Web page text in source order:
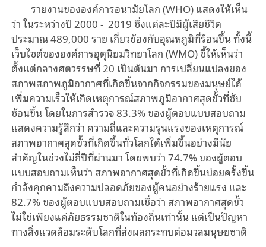
รายงานขององค์การอนามัยโลก (WHO) แสดงให้เห็น
ว่า ในระหว่างปี 2000 - 2019 ซึ่งแต่ละปีมีผู้เสียชีวิต
ประมาณ 489,000 ราย เกี่ยวข้องกับอุณหภูมิที่ร้อนขึ้น ทั้งนี้
เว็บไซต์ขององค์การอุตุนิยมวิทยาโลก (WMO) ชี้ให้เห็นว่า
ตั้งแต่กลางศตวรรษที่ 20 เป็นต้นมา การเปลี่ยนแปลงของ
สภาพสภาพภูมิอากาศที่เกิดขึ้นจากกิจกรรมของมนุษย์ได้
เพิ่มความเร็วให้เกิดเหตุการณ์สภาพภูมิอากาศสุดขั้วที่ซับ
ซ้อนขึ้น โดยในการสำรวจ 83.3% ของผู้ตอบแบบสอบถาม
แสดงความรู้สึกว่า ความถี่และความรุนแรงของเหตุการณ์
สภาพอากาศสุดขั้วที่เกิดขึ้นทั่วโลกได้เพิ่มขึ้นอย่างมีนัย
สำคัญในช่วงไม่กี่ปีที่ผ่านมา โดยพบว่า 74.7% ของผู้ตอบ
แบบสอบถามเห็นว่า สภาพอากาศสุดขั้วที่เกิดขึ้นบ่อยครั้งขึ้น
กำลังคุกคามถึงความปลอดภัยของผู้คนอย่างร้ายแรง และ
82.7% ของผู้ตอบแบบสอบถามเชื่อว่า สภาพอากาศสุดขั้ว
ไม่ใช่เพียงแค่ภัยธรรมชาติในท้องถิ่นเท่านั้น แต่เป็นปัญหา
ทางสิ่งแวดล้อมระดับโลกที่ส่งผลกระทบต่อมวลมนุษยชาติ